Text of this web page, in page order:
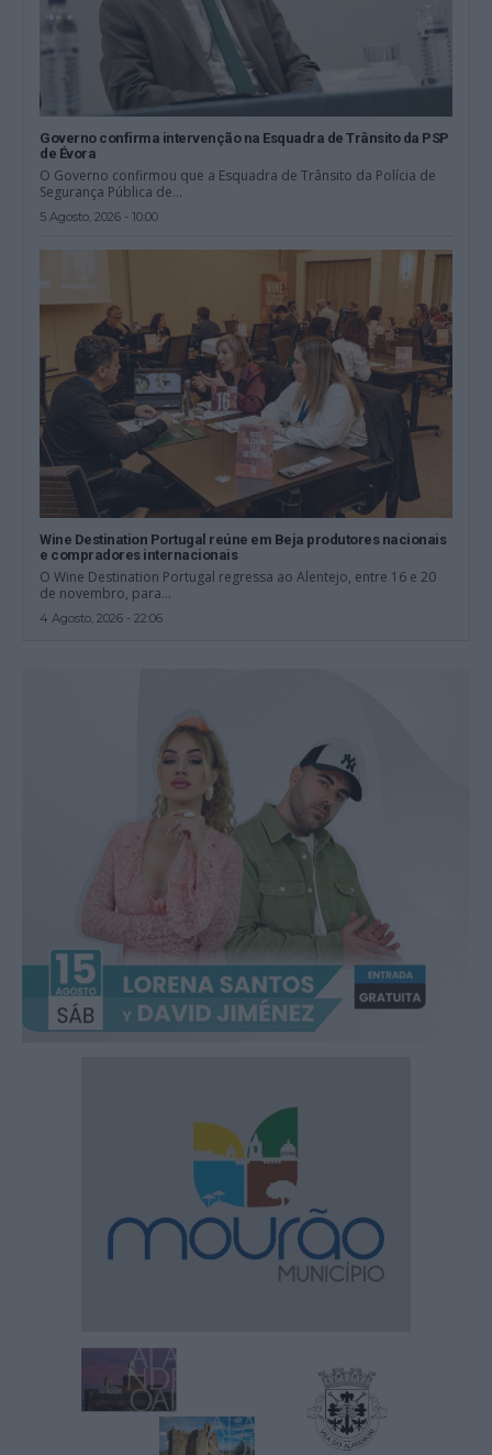
Governo confirma intervenção na Esquadra de Trânsito da PSP
de Évora
O Governo confirmou que a Esquadra de Trânsito da Polícia de
Segurança Pública de...
5 Agosto, 2026 - 10:00
Wine Destination Portugal reúne em Beja produtores nacionais
e compradores internacionais
O Wine Destination Portugal regressa ao Alentejo, entre 16 e 20
de novembro, para...
4 Agosto, 2026 - 22:06